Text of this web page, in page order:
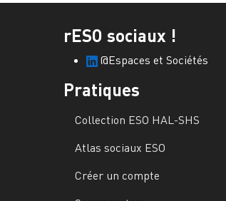
rESO sociaux !
@Espaces et Sociétés
Pratiques
Collection ESO HAL-SHS
Atlas sociaux ESO
Créer un compte